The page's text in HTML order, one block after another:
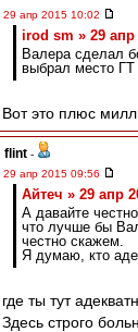
29 апр 2015 10:02
irod sm » 29 апр
Валера сделал
выбрал место
Вот это плюс
flint -
29 апр 2015 09:56
Айтеч » 29 апр
А давайте
что лучше бы
честно скажем.
Я думаю, кто
где ты тут
Здесь строго